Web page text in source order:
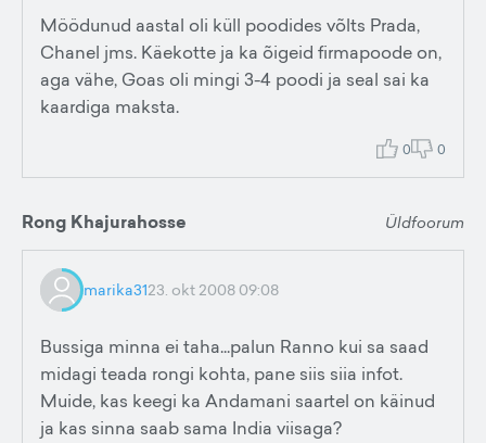
Möödunud aastal oli küll poodides võlts Prada,
Chanel jms. Käekotte ja ka õigeid firmapoode on,
aga vähe, Goas oli mingi 3-4 poodi ja seal sai ka
kaardiga maksta.
0 0
Rong Khajurahosse Üldfoorum
marika3123. okt 2008 09:08
Bussiga minna ei taha...palun Ranno kui sa saad
midagi teada rongi kohta, pane siis siia infot.
Muide, kas keegi ka Andamani saartel on käinud
ja kas sinna saab sama India viisaga?